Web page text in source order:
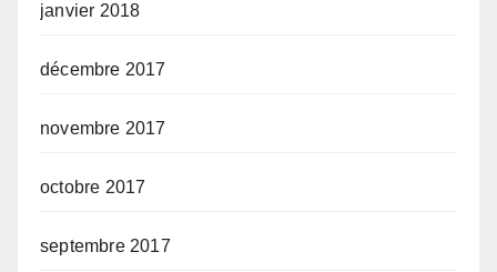
janvier 2018
décembre 2017
novembre 2017
octobre 2017
septembre 2017